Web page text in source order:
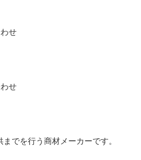
せ
せ
でを行う商材メーカーです。